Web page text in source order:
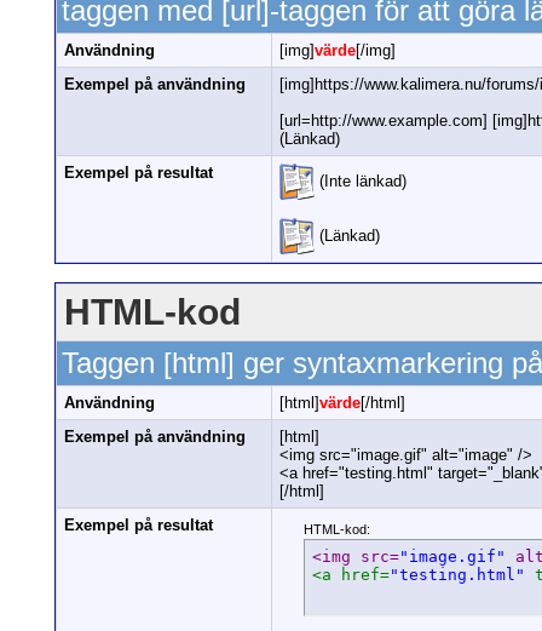
taggen med [url]-taggen för att göra
Användning [img]värde[/img]
Exempel på användning
[img]https://www.kalimera.nu/
[url=http://www.example.com]
(Länkad)
Exempel på resultat
(Inte länkad)
(Länkad)
HTML-kod
Taggen [html] ger syntaxmarkering
Användning [html]värde[/html]
Exempel på användning
[html]
<img src="image.gif" alt="image" />
<a href="testing.html"
[/html]
Exempel på resultat
HTML-kod:
<img src="image.gif"
<a href="testing.html"